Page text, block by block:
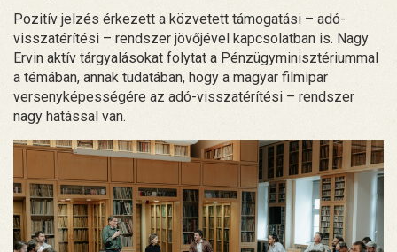
Pozitív jelzés érkezett a közvetett támogatási – adó-
visszatérítési – rendszer jövőjével kapcsolatban is. Nagy
Ervin aktív tárgyalásokat folytat a Pénzügyminisztériummal
a témában, annak tudatában, hogy a magyar filmipar
versenyképességére az adó-visszatérítési – rendszer
nagy hatással van.